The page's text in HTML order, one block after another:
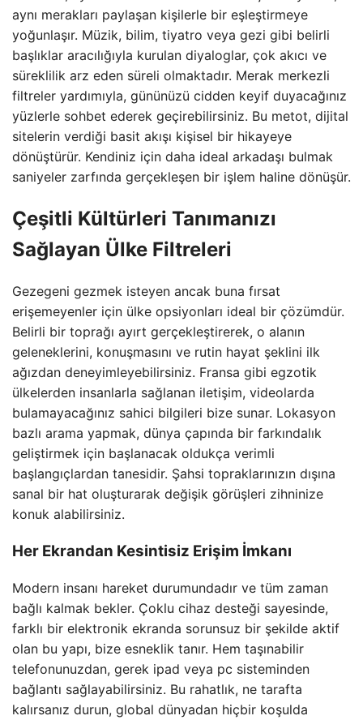
aynı merakları paylaşan kişilerle bir eşleştirmeye
yoğunlaşır. Müzik, bilim, tiyatro veya gezi gibi belirli
başlıklar aracılığıyla kurulan diyaloglar, çok akıcı ve
süreklilik arz eden süreli olmaktadır. Merak merkezli
filtreler yardımıyla, gününüzü cidden keyif duyacağınız
yüzlerle sohbet ederek geçirebilirsiniz. Bu metot, dijital
sitelerin verdiği basit akışı kişisel bir hikayeye
dönüştürür. Kendiniz için daha ideal arkadaşı bulmak
saniyeler zarfında gerçekleşen bir işlem haline dönüşür.
Çeşitli Kültürleri Tanımanızı
Sağlayan Ülke Filtreleri
Gezegeni gezmek isteyen ancak buna fırsat
erişemeyenler için ülke opsiyonları ideal bir çözümdür.
Belirli bir toprağı ayırt gerçekleştirerek, o alanın
geleneklerini, konuşmasını ve rutin hayat şeklini ilk
ağızdan deneyimleyebilirsiniz. Fransa gibi egzotik
ülkelerden insanlarla sağlanan iletişim, videolarda
bulamayacağınız sahici bilgileri bize sunar. Lokasyon
bazlı arama yapmak, dünya çapında bir farkındalık
geliştirmek için başlanacak oldukça verimli
başlangıçlardan tanesidir. Şahsi topraklarınızın dışına
sanal bir hat oluşturarak değişik görüşleri zihninize
konuk alabilirsiniz.
Her Ekrandan Kesintisiz Erişim İmkanı
Modern insanı hareket durumundadır ve tüm zaman
bağlı kalmak bekler. Çoklu cihaz desteği sayesinde,
farklı bir elektronik ekranda sorunsuz bir şekilde aktif
olan bu yapı, bize esneklik tanır. Hem taşınabilir
telefonunuzdan, gerek ipad veya pc sisteminden
bağlantı sağlayabilirsiniz. Bu rahatlık, ne tarafta
kalırsanız durun, global dünyadan hiçbir koşulda